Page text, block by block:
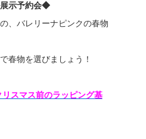
示予約会◆
、バレリーナピンクの春物
春物を選びましょう！
スマス前のラッピング基